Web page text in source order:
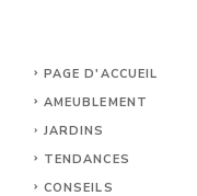
PAGE D'ACCUEIL
AMEUBLEMENT
JARDINS
TENDANCES
CONSEILS